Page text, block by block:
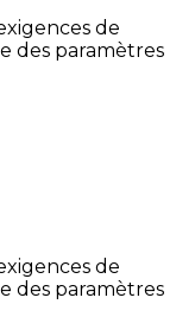
de
des paramètres
de
des paramètres